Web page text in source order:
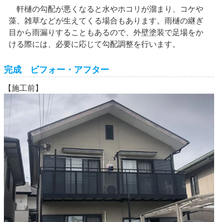
軒樋の勾配が悪くなると水やホコリが溜まり、コケや
藻、雑草などが生えてくる場合もあります。雨樋の継ぎ
目から雨漏りすることもあるので、外壁塗装で足場をか
ける際には、必要に応じて勾配調整を行います。
完成 ビフォー・アフター
【施工前】